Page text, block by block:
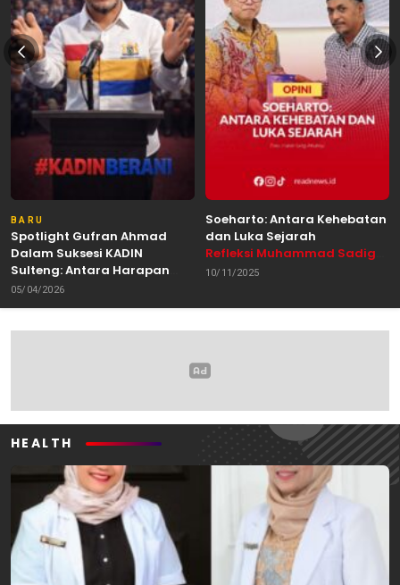
BARU
Spotlight Gufran Ahmad
Dalam Suksesi KADIN
Sulteng: Antara Harapan
dan Kebutuhan Perubahan
Oleh: Anshar Munir
05/04/2026
Soeharto: Antara Kehebatan
dan Luka Sejarah
Refleksi Muhammad Sadig
Alhabsyie, Akademisi UIN
Pemerhati Gerakan
10/11/2025
HEALTH